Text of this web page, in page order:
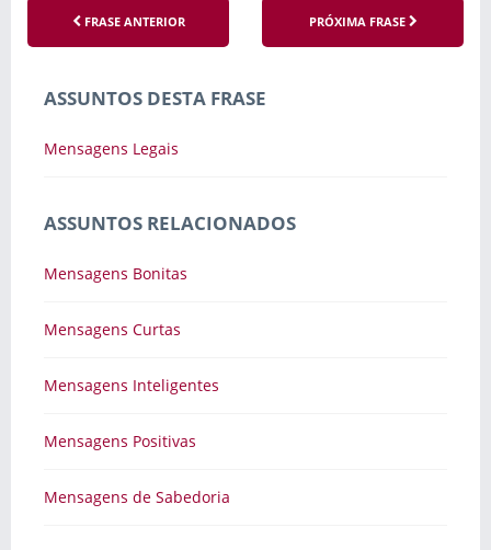
FRASE ANTERIOR PRÓXIMA FRASE
ASSUNTOS DESTA FRASE
Mensagens Legais
ASSUNTOS RELACIONADOS
Mensagens Bonitas
Mensagens Curtas
Mensagens Inteligentes
Mensagens Positivas
Mensagens de Sabedoria